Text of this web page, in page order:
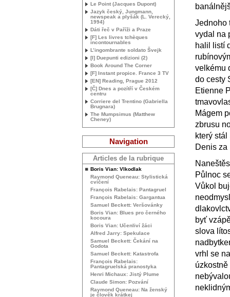
Jednoho
vydal na
halil listí
velkému
do cesty
Etienne
Mágem
zbrusu
který
Denis za
Půlnoc
Vůkol
byť
slova
vrhl se
Le Point (Jacques Dupont)
Jazyk český, Jungmann,
newspeak a plyšák (L. Verecký,
1994)
Dáti řeč v Paříži a Praze
[F] Les livres tchèques
incontournables
L’ingombrante soldato Švejk
[I] Duepunti edizioni (2)
Book Around The Corner
[F] Instant propice. France 3 TV
[EN] Reading, Prague 2012
[Č] Dnes a pozítří v Českém
centru
Corriere del Trentino (Gabriella
Brugnara)
The Mumpsimus (Matthew
Cheney)
Navigation
Articles de la rubrique
Boris Vian: Vlkodlak
Raymond Queneau: Stylistická
cvičení
François Rabelais: Pantagruel
François Rabelais: Gargantua
Samuel Beckett: Veršovánky
Boris Vian: Blues pro černého
kocoura
Boris Vian: Učenliví žáci
Alfred Jarry: Spekulace
Samuel Beckett: Čekání na
Godota
Samuel Beckett: Katastrofa
François Rabelais:
Pantagruelská pranostyka
Henri Michaux: Jistý Plume
Claude Simon: Pozvání
Raymond Queneau: Na ženský
je člověk krátkej